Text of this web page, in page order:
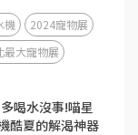
機
2024寵物展
最大寵物展
喝水沒事!喵星
酷夏的解渴神器